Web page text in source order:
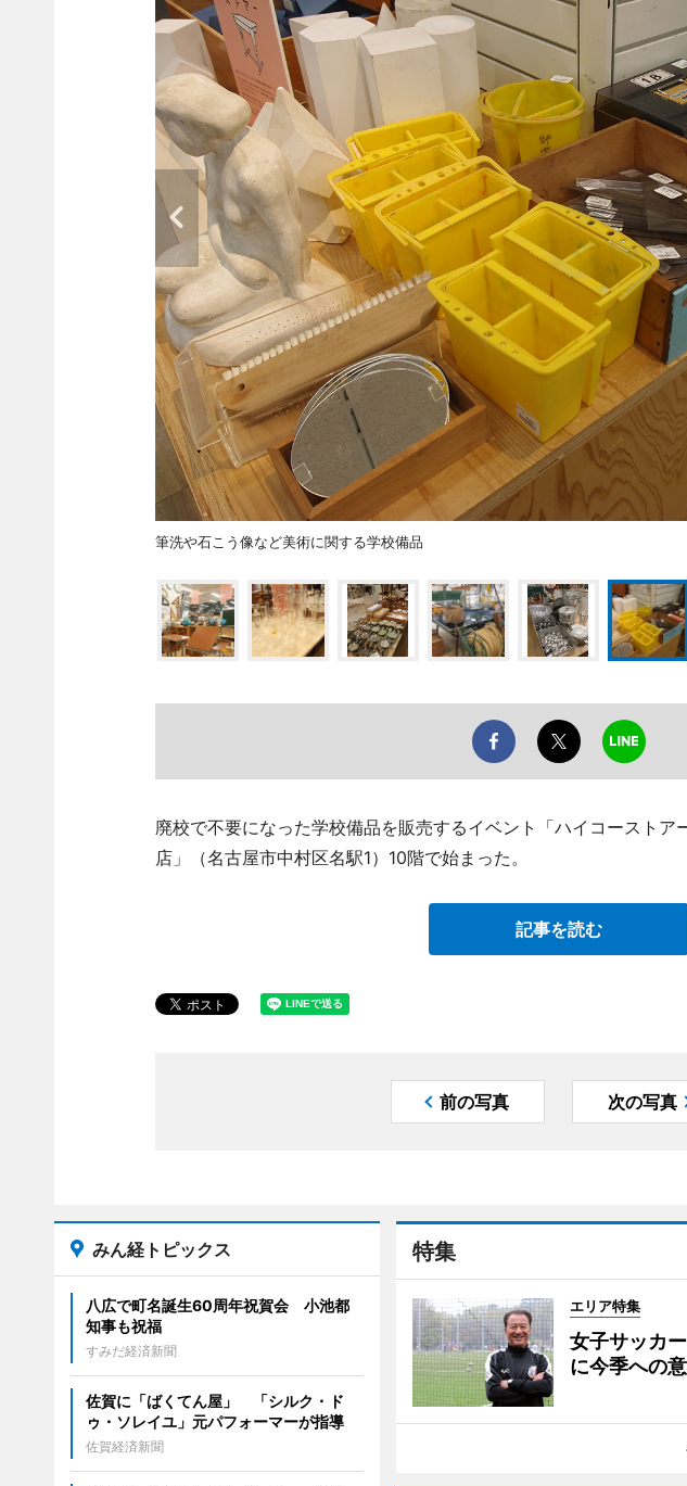
筆洗や石こう像など美術に関する学校備品
廃校で不要になった学校備品を販売するイベント「ハイコーストア
店」（名古屋市中村区名駅1）10階で始まった。
記事を読む
前の写真 次の写真
特集
エリア特集
女子サッカ
に今季への
みん経トピックス
八広で町名誕生60周年祝賀会 小池都
知事も祝福
すみだ経済新聞
佐賀に「ばくてん屋」 「シルク・ド
ゥ・ソレイユ」元パフォーマーが指導
佐賀経済新聞